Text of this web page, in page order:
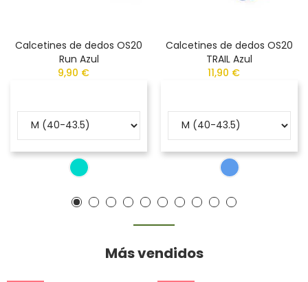
Calcetines de dedos OS20
Run Azul
9,90 €
Calcetines de dedos OS20
TRAIL Azul
11,90 €
Más vendidos